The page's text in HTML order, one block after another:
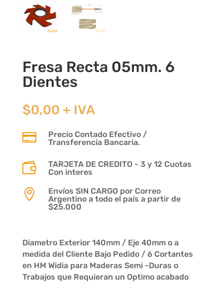
Fresa Recta 05mm. 6
Dientes
$0,00 + IVA

Precio Contado Efectivo /
Transferencia Bancaria.

TARJETA DE CREDITO - 3 y 12 Cuotas
Con interes

Envíos SIN CARGO por Correo
Argentino a todo el país a partir de
$25.000
Diametro Exterior 140mm / Eje 40mm o a
medida del Cliente Bajo Pedido / 6 Cortantes
en HM Widia para Maderas Semi -Duras o
Trabajos que Requieran un Optimo acabado